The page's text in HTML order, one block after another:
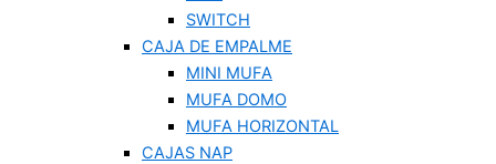
SWITCH
CAJA DE EMPALME
MINI MUFA
MUFA DOMO
MUFA HORIZONTAL
CAJAS NAP